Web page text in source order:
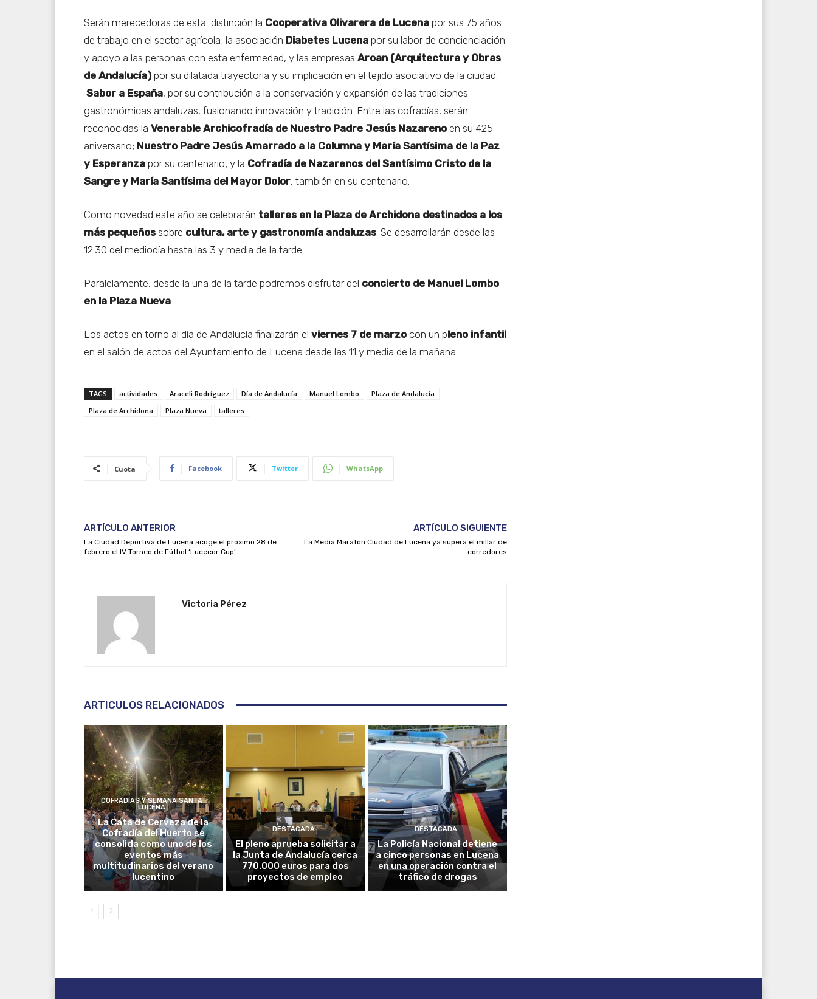
Serán merecedoras de esta distinción la Cooperativa Olivarera de Lucena por sus 75 años
de trabajo en el sector agrícola; la asociación Diabetes Lucena por su labor de concienciación
y apoyo a las personas con esta enfermedad, y las empresas Aroan (Arquitectura y Obras
de Andalucía) por su dilatada trayectoria y su implicación en el tejido asociativo de la ciudad.
Sabor a España, por su contribución a la conservación y expansión de las tradiciones
gastronómicas andaluzas, fusionando innovación y tradición. Entre las cofradías, serán
reconocidas la Venerable Archicofradía de Nuestro Padre Jesús Nazareno en su 425
aniversario; Nuestro Padre Jesús Amarrado a la Columna y María Santísima de la Paz
y Esperanza por su centenario; y la Cofradía de Nazarenos del Santísimo Cristo de la
Sangre y María Santísima del Mayor Dolor, también en su centenario.
Como novedad este año se celebrarán talleres en la Plaza de Archidona destinados a los
más pequeños sobre cultura, arte y gastronomía andaluzas . Se desarrollarán desde las
12:30 del mediodía hasta las 3 y media de la tarde.
Paralelamente, desde la una de la tarde podremos disfrutar del concierto de Manuel Lombo
en la Plaza Nueva
Los actos en torno al día de Andalucía finalizarán el viernes 7 de marzo con un pleno infantil
en el salón de actos del Ayuntamiento de Lucena desde las 11 y media de la mañana.
TAGS actividades Araceli Rodríguez Día de Andalucía Manuel Lombo
Plaza de Andalucía
Plaza de Archidona
Plaza Nueva talleres
Cuota Facebook Twitter WhatsApp
ARTÍCULO ANTERIOR
La Ciudad Deportiva de Lucena acoge el próximo 28 de
febrero el IV Torneo de Fútbol ‘Lucecor Cup’
ARTÍCULO SIGUIENTE
La Media Maratón Ciudad de Lucena ya supera el millar de
corredores
Victoria Pérez
ARTICULOS RELACIONADOS
COFRADÍAS Y SEMANA SANTA
LUCENA
La Cata de Cerveza de la
Cofradía del Huerto se
consolida como uno de los
eventos más
multitudinarios del verano
lucentino
DESTACADA
El pleno aprueba solicitar a
la Junta de Andalucía cerca
770.000 euros para dos
proyectos de empleo
DESTACADA
La Policía Nacional detiene
a cinco personas en Lucena
en una operación contra el
tráfico de drogas